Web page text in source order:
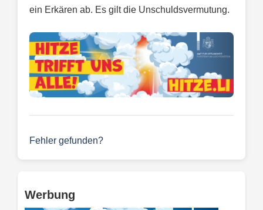
ein Erkären ab. Es gilt die Unschuldsvermutung.
Fehler gefunden?
Werbung